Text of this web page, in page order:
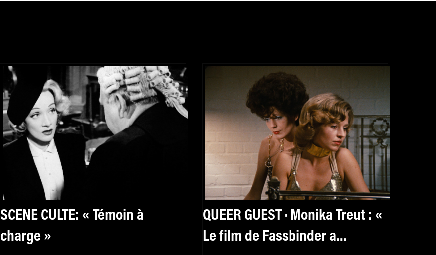
SCENE CULTE: « Témoin à
charge »
QUEER GUEST · Monika Treut : «
Le film de Fassbinder a